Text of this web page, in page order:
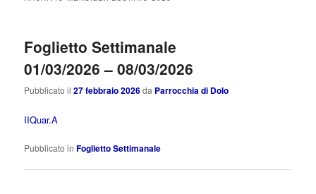
Foglietto Settimanale
01/03/2026 – 08/03/2026
Pubblicato il27 febbraio 2026da Parrocchia di Dolo
IIQuar.A
Pubblicato in Foglietto Settimanale